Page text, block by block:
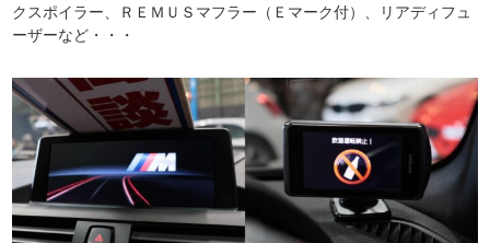
クスポイラー、ＲＥＭＵＳマフラー（Ｅマーク付）、リアディフュ
ーザーなど・・・